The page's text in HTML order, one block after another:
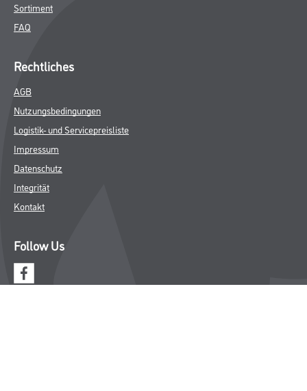
Sortiment
FAQ
Rechtliches
AGB
Nutzungsbedingungen
Logistik- und Servicepreisliste
Impressum
Datenschutz
Integrität
Kontakt
Follow Us